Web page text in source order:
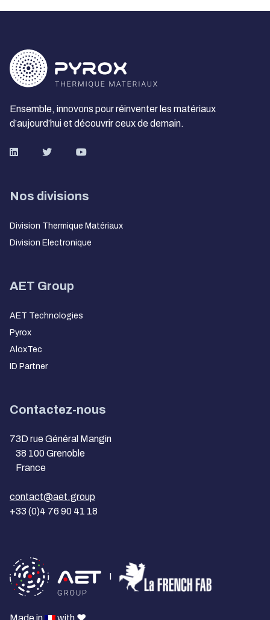
Ensemble, innovons pour réinventer les matériaux
d’aujourd’hui et découvrir ceux de demain.
Nos divisions
Division Thermique Matériaux
Division Electronique
AET Group
AET Technologies
Pyrox
AloxTec
ID Partner
Contactez-nous
73D rue Général Mangin
38 100 Grenoble
France
contact@aet.group
+33 (0)4 76 90 41 18
I
Made in with ❤️